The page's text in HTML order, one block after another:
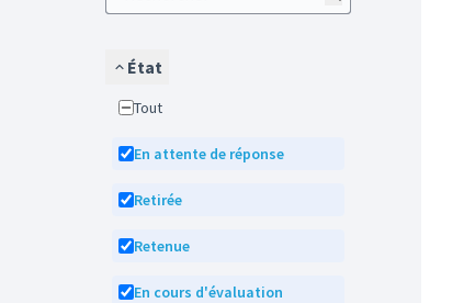
État
Tout
En attente de réponse
Retirée
Retenue
En cours d'évaluation